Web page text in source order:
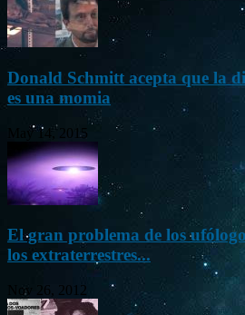
Donald Schmitt acepta que la
es una momia
May 14, 2015
El gran problema de los
los extraterrestres...
Nov 26, 2012